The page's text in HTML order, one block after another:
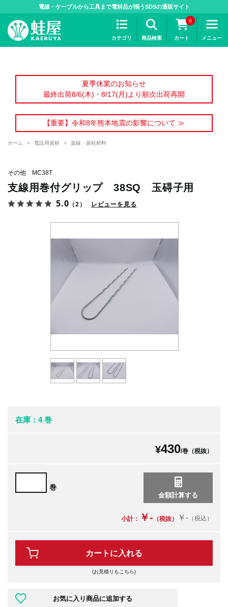
電線・ケーブルから工具まで電材品が揃うSDSの通販サイト
カテゴリ 商品検索
0
カート メニュー
夏季休業のお知らせ
最終出荷8/6(木)・8/17(月)より順次出荷再開
【重要】令和8年熊本地震の影響について ≫
ホーム > 電設用資材 > 架線・装柱材料
その他 MC38T
支線用巻付グリップ 38SQ 玉碍子用
5.0 （2） レビューを見る
在庫：4 巻
¥430/巻（税抜）
巻
小計： ￥- （税抜） ￥- （税込）
カートに入れる
(お見積りもこちら)